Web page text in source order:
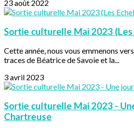
23 août 2022
Sortie culturelle Mai 2023 (Les
Cette année, nous vous emmenons
traces de Béatrice de Savoie et la...
3 avril 2023
Sortie culturelle Mai 2023 -
Chartreuse